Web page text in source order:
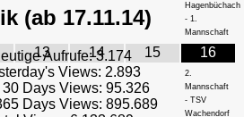
Hagenbüchach
- 1.
Mannschaft
13 14 15 16
2.
Mannschaft
- TSV
Wachendorf
(ab 17.11.14)
Aufrufe:3.174
Views: 2.893
30 Days Views: 95.326
Days Views: 895.689